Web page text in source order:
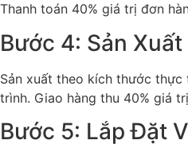
Thanh toán 40% giá trị đơn
Bước 4: Sản
Sản xuất theo kích thước
trình. Giao hàng thu 40% giá
Bước 5: Lắp Đặt